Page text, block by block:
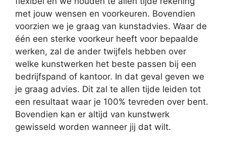
met jouw wensen en voorkeuren. Bovendien
voorzien we je graag van kunstadvies. Waar de
één een sterke voorkeur heeft voor bepaalde
werken, zal de ander twijfels hebben over
welke kunstwerken het beste passen bij een
bedrijfspand of kantoor. In dat geval geven we
je graag advies. Dit zal te allen tijde leiden tot
een resultaat waar je 100% tevreden over bent.
Bovendien kan er altijd van kunstwerk
gewisseld worden wanneer jij dat wilt.